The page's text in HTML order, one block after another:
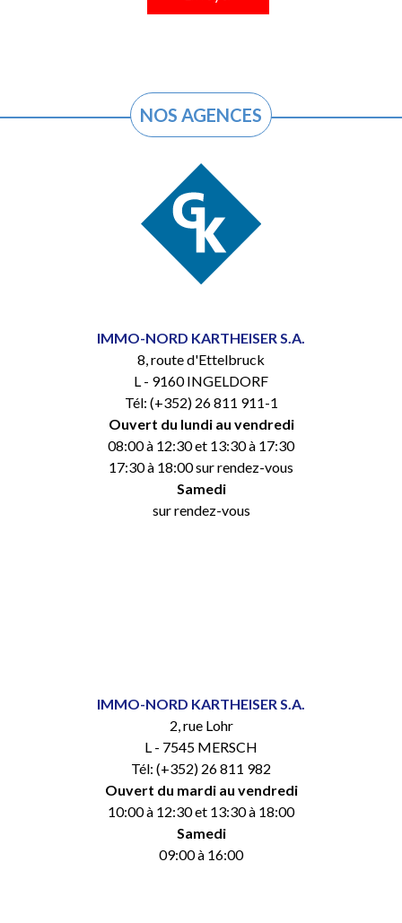
NOS AGENCES
IMMO-NORD KARTHEISER S.A.
8, route d'Ettelbruck
L - 9160 INGELDORF
Tél: (+352) 26 811 911-1
Ouvert du lundi au vendredi
08:00 à 12:30 et 13:30 à 17:30
17:30 à 18:00 sur rendez-vous
Samedi
sur rendez-vous
IMMO-NORD KARTHEISER S.A.
2, rue Lohr
L - 7545 MERSCH
Tél: (+352) 26 811 982
Ouvert du mardi au vendredi
10:00 à 12:30 et 13:30 à 18:00
Samedi
09:00 à 16:00